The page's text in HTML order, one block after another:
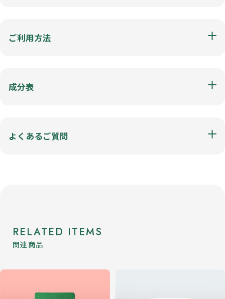
ご利用方法
成分表
よくあるご質問
RELATED ITEMS
関連商品